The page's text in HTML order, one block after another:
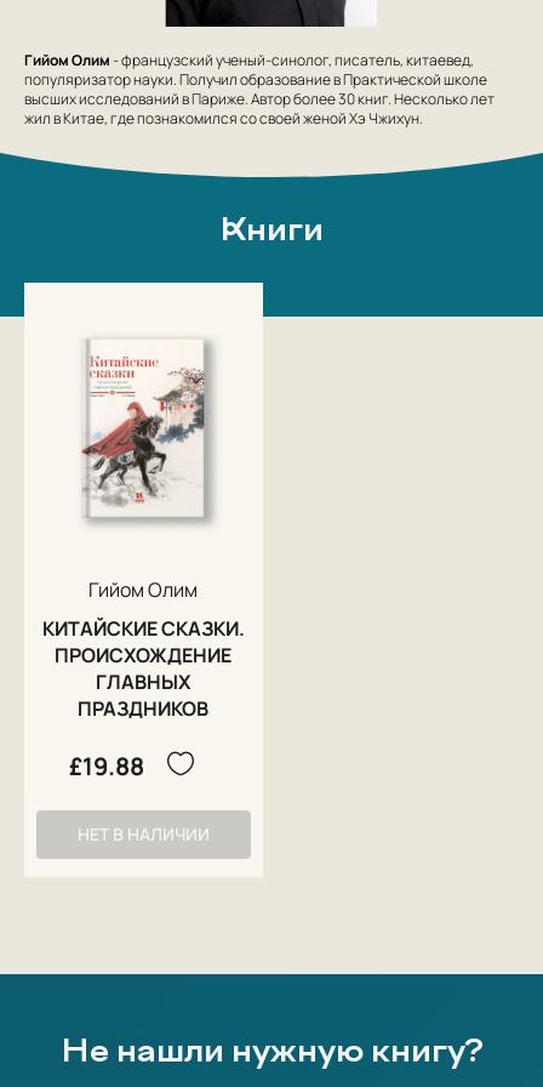
Гийом Олим- французский ученый-синолог, писатель, китаевед,
популяризатор науки. Получил образование в Практической школе
высших исследований в Париже. Автор более 30 книг. Несколько лет
жил в Китае, где познакомился со своей женой Хэ Чжихун.
Книги
Гийом Олим
КИТАЙСКИЕ СКАЗКИ.
ПРОИСХОЖДЕНИЕ
ГЛАВНЫХ
ПРАЗДНИКОВ
£19.88
НЕТ В НАЛИЧИИ
Не нашли нужную книгу?